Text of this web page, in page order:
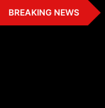
Skip
to
BREAKING NEWS
वन विभाग